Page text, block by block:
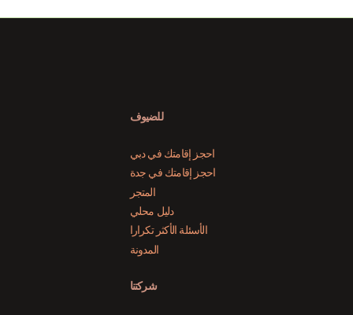
للضيوف
احجز إقامتك في دبي
احجز إقامتك في جدة
المتجر
دليل محلي
الأسئلة الأكثر تكرارا
المدونة
شركتنا